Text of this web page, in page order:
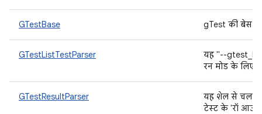
GTestBase gTest की बेस
GTestListTestParser
यह "--
रन मोड के लिए
GTestResultParser
यह शेल से चलने
टेस्ट के 'रॉ